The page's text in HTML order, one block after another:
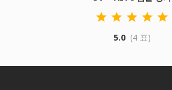
5.0 (4 표)